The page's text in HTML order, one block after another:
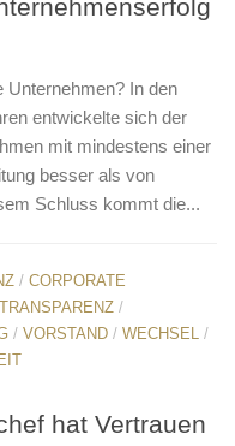
Unternehmen? In den
entwickelte sich der
mit mindestens einer
besser als von
Schluss kommt die...
/ CORPORATE
TRANSPARENZ /
/ VORSTAND / WECHSEL /
hat Vertrauen